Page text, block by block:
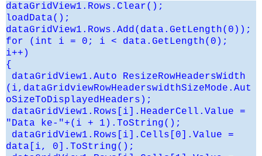
dataGridView1.Rows.Clear();
loadData();
dataGridView1.Rows.Add(data.GetLength(0));
for (int i = 0; i < data.GetLength(0);
i++)
{
dataGridView1.Auto ResizeRowHeadersWidth
(i,dataGridviewRowHeaderswidthSizeMode.Aut
oSizeToDisplayedHeaders);
dataGridView1.Rows[i].HeaderCell.Value =
"Data ke-"+(i + 1).ToString();
dataGridView1.Rows[i].Cells[0].Value =
data[i, 0].ToString();